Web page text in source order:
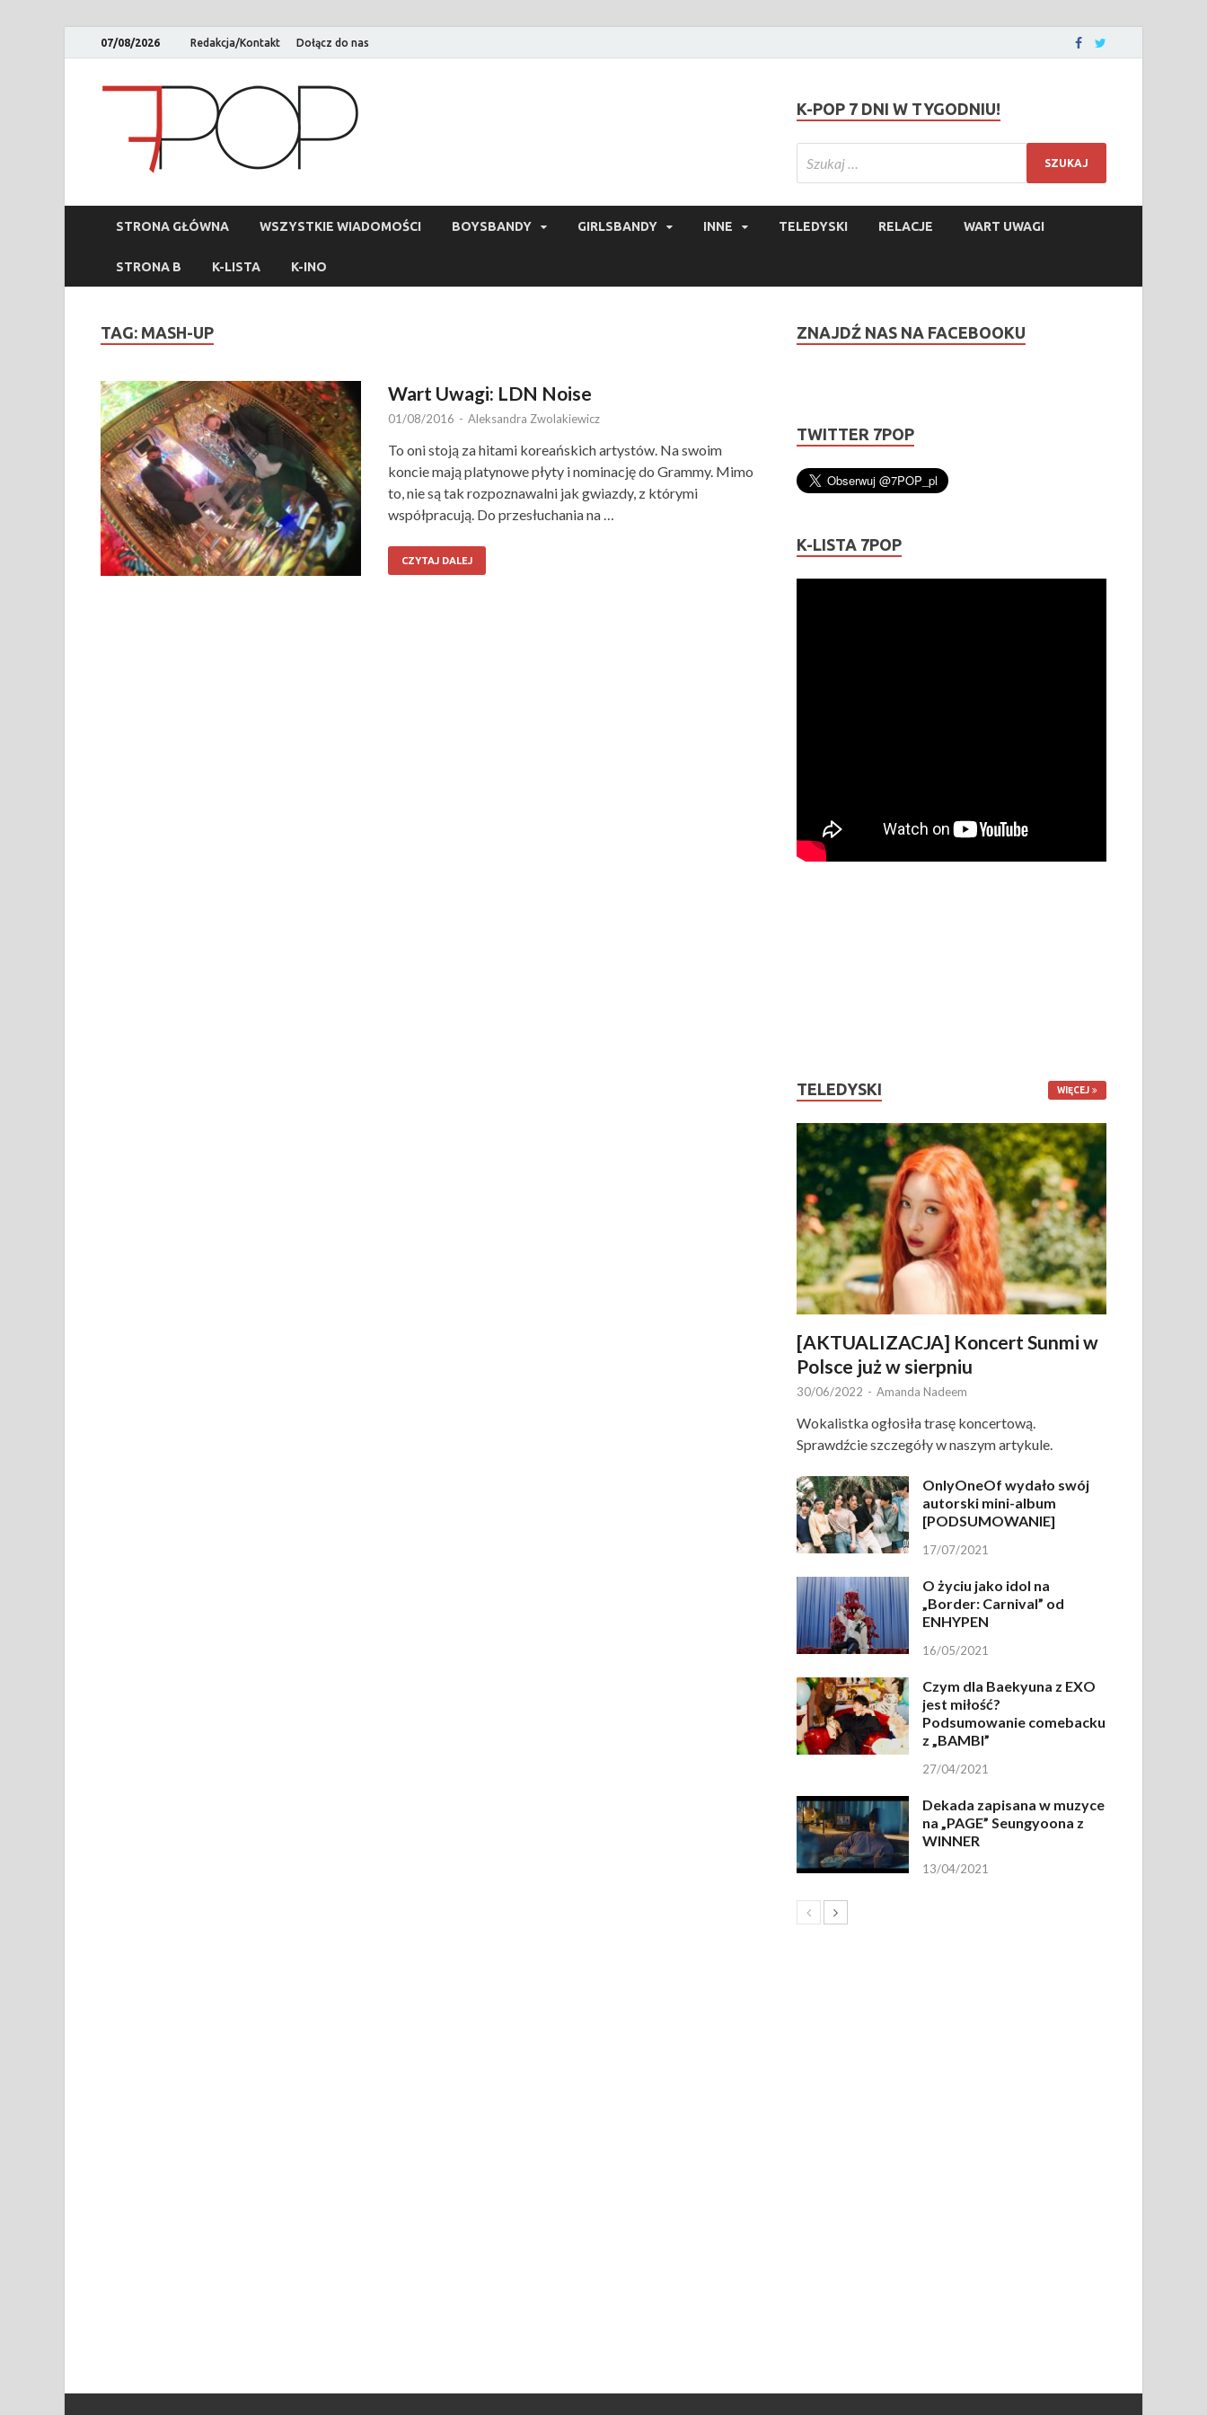
07/08/2026 Redakcja/Kontakt Dołącz do nas
K-POP 7 DNI W TYGODNIU!
STRONA GŁÓWNA WSZYSTKIE WIADOMOŚCI BOYSBANDY GIRLSBANDY INNE TELEDYSKI RELACJE WART UWAGI
STRONA B K-LISTA K-INO
TAG: MASH-UP
Wart Uwagi: LDN Noise
01/08/2016 - Aleksandra Zwolakiewicz
To oni stoją za hitami koreańskich artystów. Na swoim
koncie mają platynowe płyty i nominację do Grammy. Mimo
to, nie są tak rozpoznawalni jak gwiazdy, z którymi
współpracują. Do przesłuchania na …
CZYTAJ DALEJ
ZNAJDŹ NAS NA FACEBOOKU
TWITTER 7POP
K-LISTA 7POP
TELEDYSKI WIĘCEJ
[AKTUALIZACJA] Koncert Sunmi w
Polsce już w sierpniu
30/06/2022 - Amanda Nadeem
Wokalistka ogłosiła trasę koncertową.
Sprawdźcie szczegóły w naszym artykule.
OnlyOneOf wydało swój
autorski mini-album
[PODSUMOWANIE]
17/07/2021
O życiu jako idol na
„Border: Carnival” od
ENHYPEN
16/05/2021
Czym dla Baekyuna z EXO
jest miłość?
Podsumowanie comebacku
z „BAMBI”
27/04/2021
Dekada zapisana w muzyce
na „PAGE” Seungyoona z
WINNER
13/04/2021